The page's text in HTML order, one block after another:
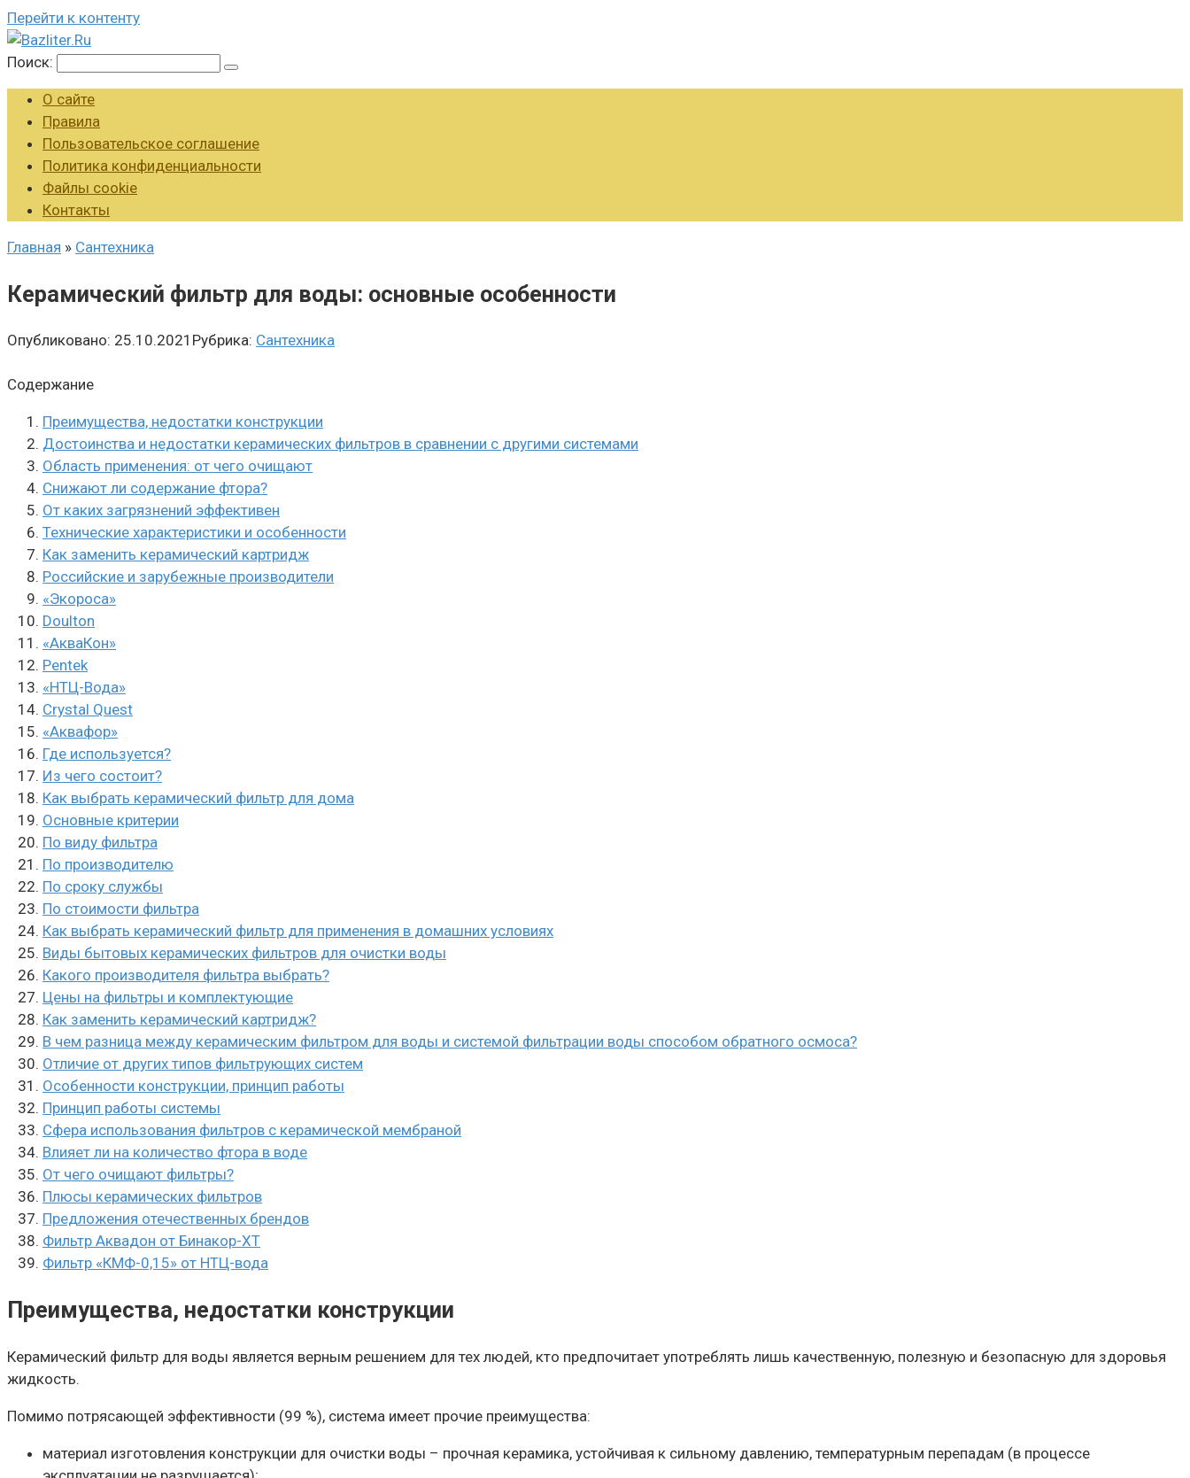
Перейти к контенту
Поиск:
О сайте
Правила
Пользовательское соглашение
Политика конфиденциальности
Файлы cookie
Контакты
Главная » Сантехника
Керамический фильтр для воды: основные особенности
Опубликовано: 25.10.2021 Рубрика: Сантехника
Содержание
Преимущества, недостатки конструкции
Достоинства и недостатки керамических фильтров в сравнении с другими системами
Область применения: от чего очищают
Снижают ли содержание фтора?
От каких загрязнений эффективен
Технические характеристики и особенности
Как заменить керамический картридж
Российские и зарубежные производители
«Экороса»
Doulton
«АкваКон»
Pentek
«НТЦ-Вода»
Crystal Quest
«Аквафор»
Где используется?
Из чего состоит?
Как выбрать керамический фильтр для дома
Основные критерии
По виду фильтра
По производителю
По сроку службы
По стоимости фильтра
Как выбрать керамический фильтр для применения в домашних условиях
Виды бытовых керамических фильтров для очистки воды
Какого производителя фильтра выбрать?
Цены на фильтры и комплектующие
Как заменить керамический картридж?
В чем разница между керамическим фильтром для воды и системой фильтрации воды способом обратного осмоса?
Отличие от других типов фильтрующих систем
Особенности конструкции, принцип работы
Принцип работы системы
Сфера использования фильтров с керамической мембраной
Влияет ли на количество фтора в воде
От чего очищают фильтры?
Плюсы керамических фильтров
Предложения отечественных брендов
Фильтр Аквадон от Бинакор-XT
Фильтр «КМФ-0,15» от НТЦ-вода
Преимущества, недостатки конструкции
Керамический фильтр для воды является верным решением для тех людей, кто предпочитает употреблять лишь качественную, полезную и безопасную для здоровья
жидкость.
Помимо потрясающей эффективности (99 %), система имеет прочие преимущества:
материал изготовления конструкции для очистки воды – прочная керамика, устойчивая к сильному давлению, температурным перепадам (в процессе